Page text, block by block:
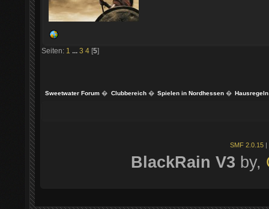
Seiten: 1 ... 3 4 [5]
Sweetwater Forum � Clubbereich� Spielen in Nordhessen�
SMF 2.0.15 |
BlackRain V3 by,